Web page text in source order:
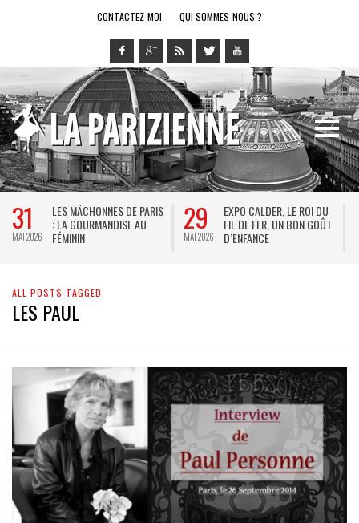
CONTACTEZ-MOI QUI SOMMES-NOUS ?
31
MAI 2026
LES MÂCHONNES DE PARIS
: LA GOURMANDISE AU
FÉMININ
29
MAI 2026
EXPO CALDER, LE ROI DU
FIL DE FER, UN BON GOÛT
D’ENFANCE
ALL POSTS TAGGED
LES PAUL